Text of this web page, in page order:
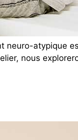
neuro-atypique
nous